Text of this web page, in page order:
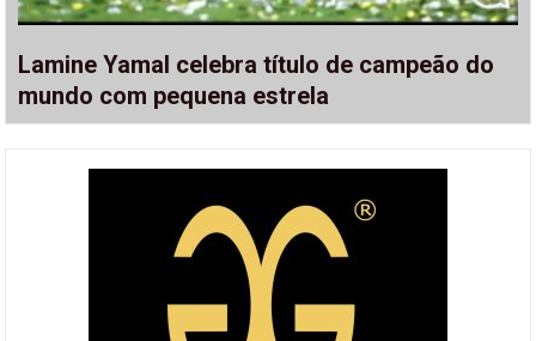
Lamine Yamal celebra título de campeão do
mundo com pequena estrela